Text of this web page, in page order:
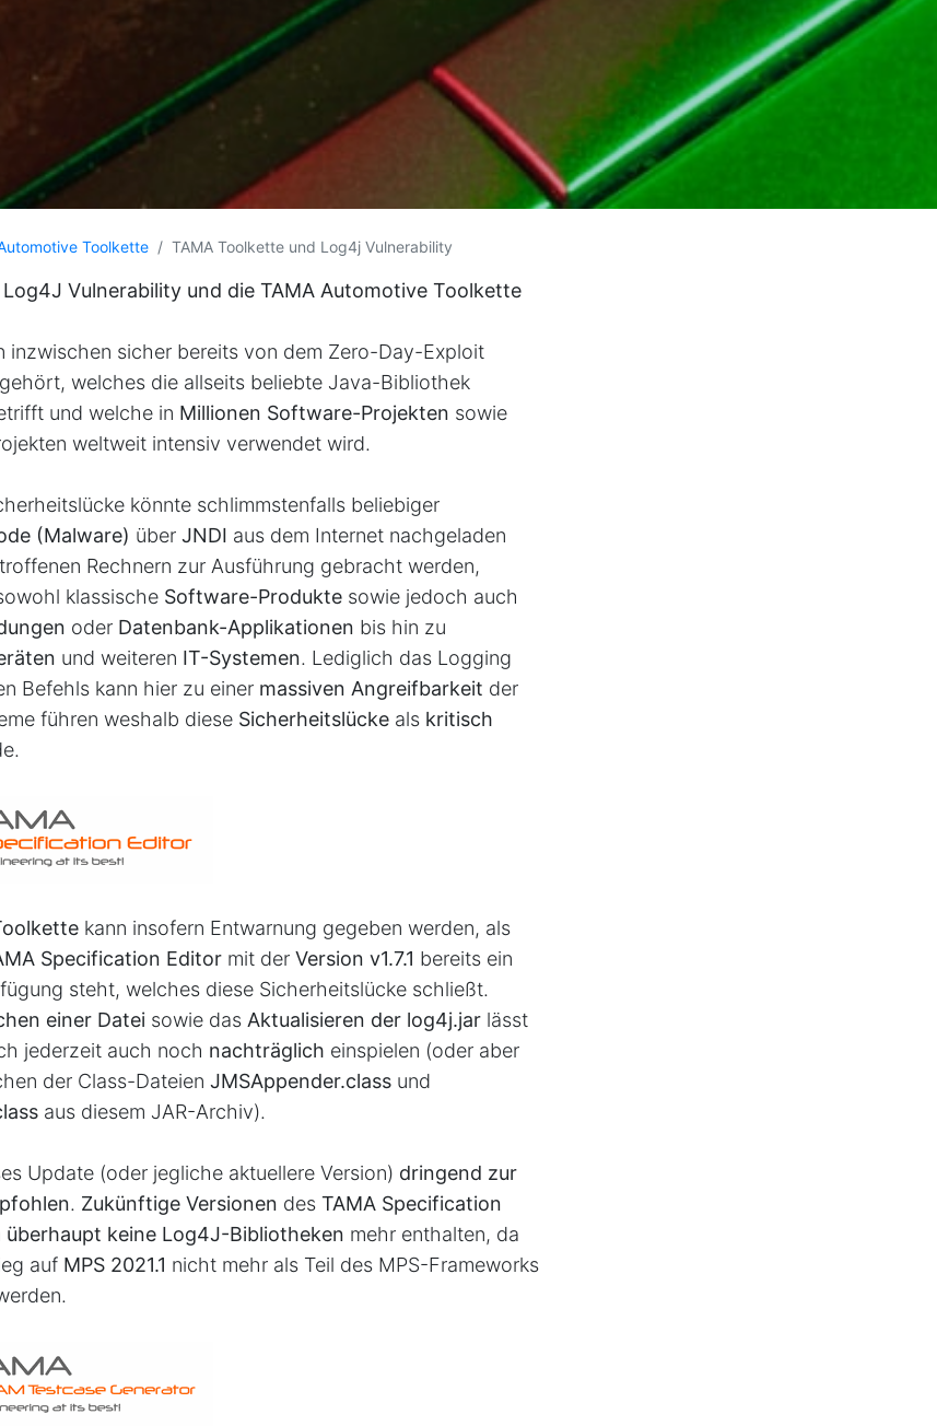
Toolkette TAMA Toolkette und Log4j Vulnerability
Vulnerability und die TAMA Automotive Toolkette
inzwischen sicher bereits von dem Zero-Day-Exploit
gehört, welches die allseits beliebte Java-Bibliothek
und welche in Millionen Software-Projekten sowie
weltweit intensiv verwendet wird.
könnte schlimmstenfalls beliebiger
(Malware) über JNDI aus dem Internet nachgeladen
Rechnern zur Ausführung gebracht werden,
klassische Software-Produkte sowie jedoch auch
oder Datenbank-Applikationen bis hin zu
und weiteren IT-Systemen. Lediglich das Logging
Befehls kann hier zu einer massiven Angreifbarkeit der
führen weshalb diese Sicherheitslücke als kritisch
kann insofern Entwarnung gegeben werden, als
Specification Editor mit der Version v1.7.1 bereits ein
steht, welches diese Sicherheitslücke schließt.
einer Datei sowie das Aktualisieren der log4j.jar lässt
jederzeit auch noch nachträglich einspielen (oder aber
der Class-Dateien JMSAppender.class und
aus diesem JAR-Archiv).
Update (oder jegliche aktuellere Version) dringend zur
. Zukünftige Versionen des TAMA Specification
überhaupt keine Log4J-Bibliotheken mehr enthalten, da
auf MPS 2021.1 nicht mehr als Teil des MPS-Frameworks